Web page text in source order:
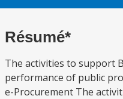
Résumé*
The activities to support
performance of public
e-Procurement The